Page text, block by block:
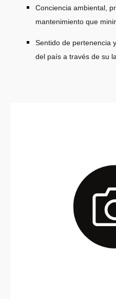
Conciencia ambiental,
mantenimiento que
Sentido de pertenencia
del país a través de su